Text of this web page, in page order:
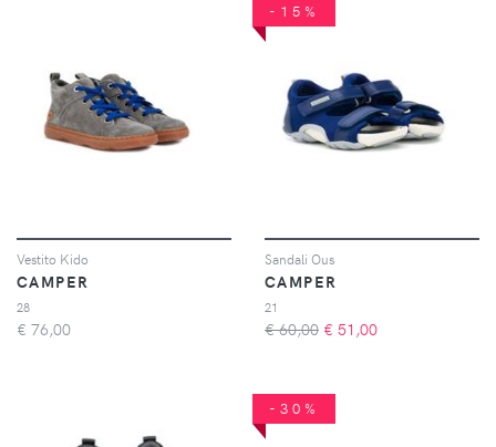
Vestito Kido
CAMPER
28
€ 76,00
-15%
Sandali Ous
CAMPER
21
€ 60,00 € 51,00
-30%